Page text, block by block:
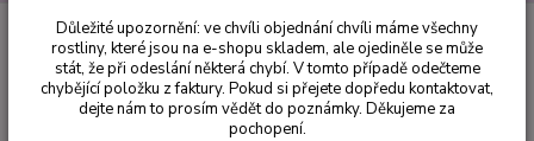
Okrasné keře Buddleja Dav. Empire Blue (Komule,letní šeřík) - 1 ks
Buddleja Dav. Empire Blue
(Komule,letní šeřík) - 1 ks
Důležité upozornění: ve chvíli objednání chvíli máme všechny
rostliny, které jsou na e-shopu skladem, ale ojediněle se může
stát, že při odeslání některá chybí. V tomto případě odečteme
chybějící položku z faktury. Pokud si přejete dopředu kontaktovat,
dejte nám to prosím vědět do poznámky. Děkujeme za
pochopení.